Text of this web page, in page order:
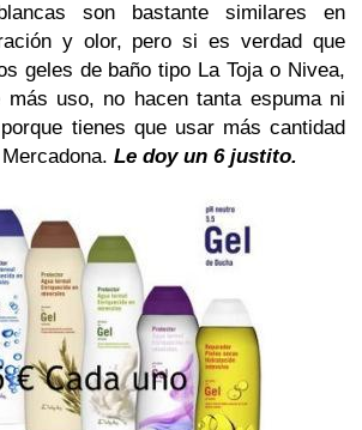
son bastante similares en
y olor, pero si es verdad que
geles de baño tipo La Toja o Nivea,
uso, no hacen tanta espuma ni
tienes que usar más cantidad
Le doy un 6 justito.